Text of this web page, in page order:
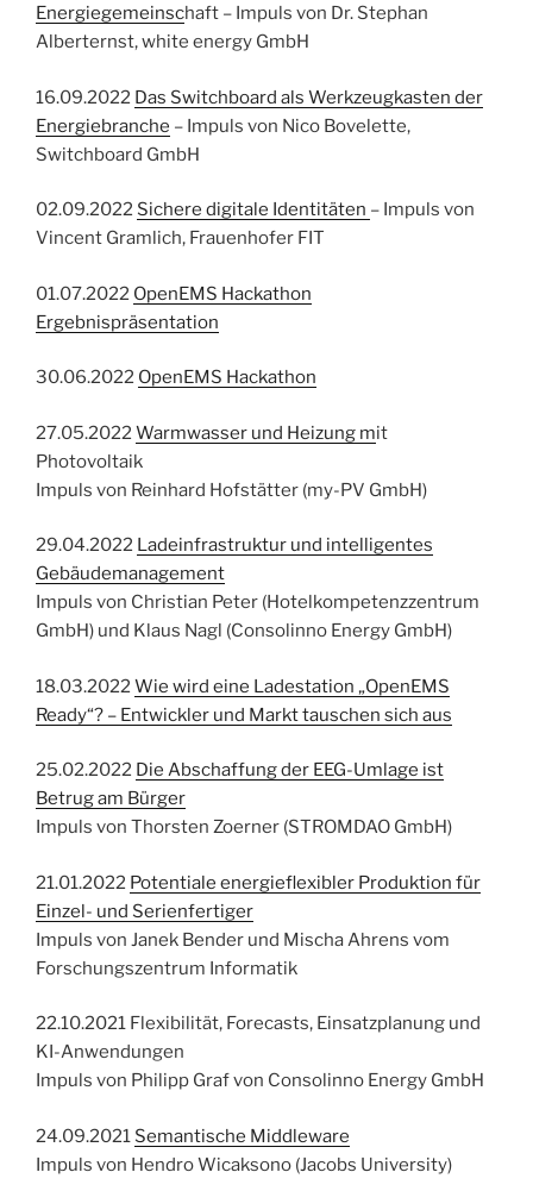
Energiegemeinschaft – Impuls von Dr. Stephan
Alberternst, white energy GmbH
16.09.2022 Das Switchboard als Werkzeugkasten der
Energiebranche – Impuls von Nico Bovelette,
Switchboard GmbH
02.09.2022 Sichere digitale Identitäten – Impuls von
Vincent Gramlich, Frauenhofer FIT
01.07.2022 OpenEMS Hackathon
Ergebnispräsentation
30.06.2022 OpenEMS Hackathon
27.05.2022 Warmwasser und Heizung mit
Photovoltaik
Impuls von Reinhard Hofstätter (my-PV GmbH)
29.04.2022 Ladeinfrastruktur und intelligentes
Gebäudemanagement
Impuls von Christian Peter (Hotelkompetenzzentrum
GmbH) und Klaus Nagl (Consolinno Energy GmbH)
18.03.2022 Wie wird eine Ladestation „OpenEMS
Ready“? – Entwickler und Markt tauschen sich aus
25.02.2022 Die Abschaffung der EEG-Umlage ist
Betrug am Bürger
Impuls von Thorsten Zoerner (STROMDAO GmbH)
21.01.2022 Potentiale energieflexibler Produktion für
Einzel- und Serienfertiger
Impuls von Janek Bender und Mischa Ahrens vom
Forschungszentrum Informatik
22.10.2021 Flexibilität, Forecasts, Einsatzplanung und
KI-Anwendungen
Impuls von Philipp Graf von Consolinno Energy GmbH
24.09.2021 Semantische Middleware
Impuls von Hendro Wicaksono (Jacobs University)